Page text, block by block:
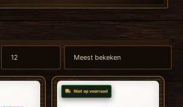
Niet op voorraad